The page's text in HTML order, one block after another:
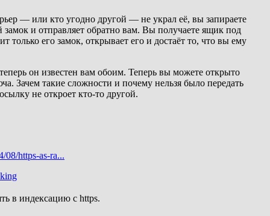
— или кто угодно другой — не украл её, вы запираете
и отправляет обратно вам. Вы получаете ящик под
его замок, открывает его и достаёт то, что вы ему
он известен вам обоим. Теперь вы можете открыто
Зачем такие сложности и почему нельзя было передать
не откроет кто-то другой.
08/https-as-ra...
в индексацию с https.